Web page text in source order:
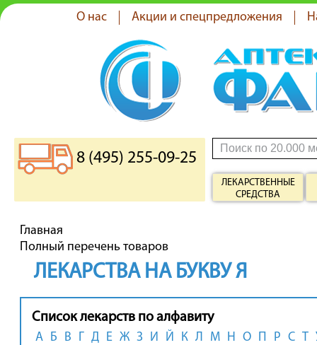
О нас Акции и спецпредложения
8 (495) 255-09-25
ЛЕКАРСТВЕННЫЕ
СРЕДСТВА
Главная
Полный перечень товаров
ЛЕКАРСТВА НА БУКВУ Я
Список лекарств по алфавиту
А Б В Г Д Е Ж З И Й К Л М Н О П Р С Т